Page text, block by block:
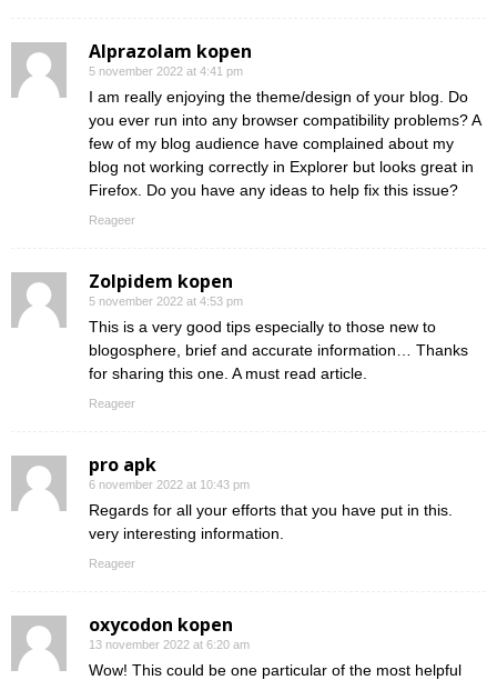
Alprazolam kopen
5 november 2022 at 4:41 pm
I am really enjoying the theme/design of your blog. Do
you ever run into any browser compatibility problems? A
few of my blog audience have complained about my
blog not working correctly in Explorer but looks great in
Firefox. Do you have any ideas to help fix this issue?
Reageer
Zolpidem kopen
5 november 2022 at 4:53 pm
This is a very good tips especially to those new to
blogosphere, brief and accurate information… Thanks
for sharing this one. A must read article.
Reageer
pro apk
6 november 2022 at 10:43 pm
Regards for all your efforts that you have put in this.
very interesting information.
Reageer
oxycodon kopen
13 november 2022 at 6:20 am
Wow! This could be one particular of the most helpful